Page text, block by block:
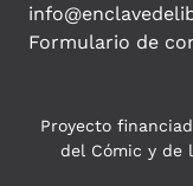
Formulario de
Proyecto
del Cómic y de